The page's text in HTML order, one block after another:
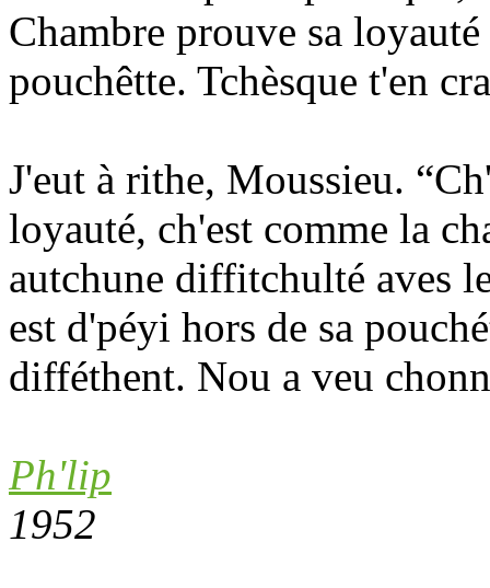
Chambre prouve sa
pouchêtte. Tchèsque t'en
J'eut à rithe, Moussieu.
loyauté, ch'est comme la
autchune diffitchulté aves
est d'péyi hors de sa
difféthent. Nou a veu
Ph'lip
1952